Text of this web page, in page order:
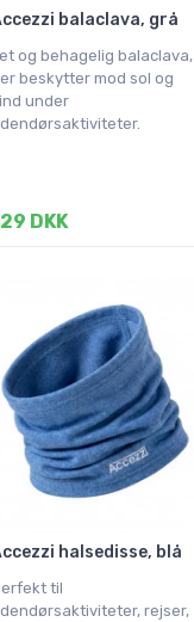
balaclava, grå
og behagelig balaclava,
beskytter mod sol og
under
DKK
halsedisse, blå
til
rejser,